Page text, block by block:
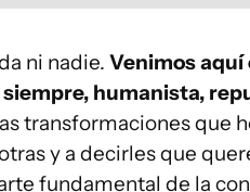
ni nadie. Venimos aquí
humanista,
transformaciones que
y a decirles que
fundamental de la